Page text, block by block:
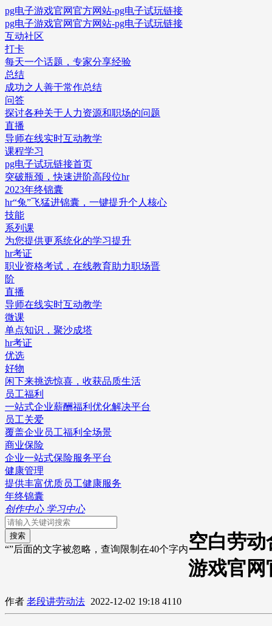
pg电子游戏官网官方网站-pg电子试玩链接
pg电子游戏官网官方网站-pg电子试玩链接
互动社区
打卡
每天一个话题，专家分享经验
总结
成功之人善于常作总结
问答
探讨各种关于人力资源和职场的问题
直播
导师在线实时互动教学
课程学习
pg电子试玩链接首页
突破瓶颈，快速进阶高段位hr
2023年终锦囊
hr“兔”飞猛进锦囊，一键提升个人核心
技能
系列课
为您提供更系统化的学习提升
hr考证
职业资格考试，在线教育助力职场晋
阶
直播
导师在线实时互动教学
微课
单点知识，聚沙成塔
hr考证
优选
好物
闲下来挑选惊喜，收获品质生活
员工福利
一站式企业薪酬福利优化解决平台
员工关爱
覆盖企业员工福利全场景
商业保险
企业一站式保险服务平台
健康管理
提供丰富优质员工健康服务
年终锦囊
创作中心 学习中心
搜索
“”后面的文字被忽略，查询限制在40个字内空白劳
游戏官网
作者 老段讲劳动法 2022-12-02 19:18 4110